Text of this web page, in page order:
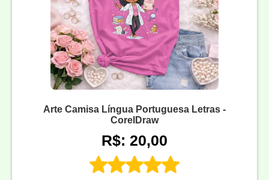
Arte Camisa Língua Portuguesa Letras -
CorelDraw
R$: 20,00